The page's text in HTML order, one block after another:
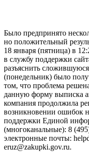
Было предпринято
но положительный
18 января (пятница) в
в службу поддержки
разъяснить
(понедельник) было
том, что проблема
данную форму выписка
компания продолжила
возникновении ошибок
поддержки Единой
(многоканальные): 8
электронные почты:
eruz@zakupki.gov.ru.